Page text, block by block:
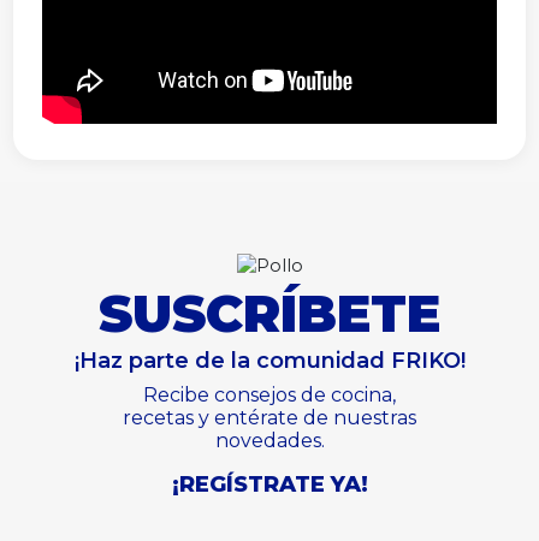
SUSCRÍBETE
¡Haz parte de la comunidad FRIKO!
Recibe consejos de cocina,
recetas y entérate de nuestras
novedades.
¡REGÍSTRATE YA!